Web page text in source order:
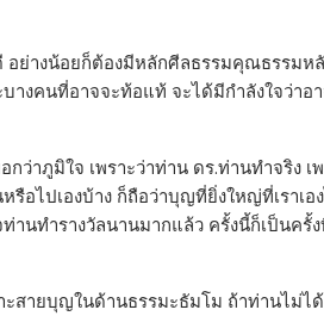
อย่างน้อยก็ต้องมีหลักศีลธรรมคุณธรรมห
งคนที่อาจจะท้อแท้ จะได้มีกำลังใจว่าอา
าภูมิใจ เพราะว่าท่าน ดร.ท่านทำจริง เพ
อไปเองบ้าง ก็ถือว่าบุญที่ยิ่งใหญ่ที่เราเ
านทำรางวัลนานมากแล้ว ครั้งนี้ก็เป็นครั้
สายบุญในด้านธรรมะธัมโม ถ้าท่านไม่ไ